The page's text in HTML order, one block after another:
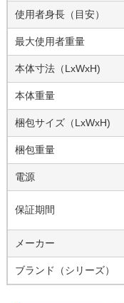
使用者身長（目安）
最大使用者重量
本体寸法（LxWxH)
本体重量
梱包サイズ（LxWxH)
梱包重量
電源
保証期間
メーカー
ブランド（シリーズ）